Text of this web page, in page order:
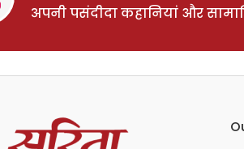
अपनी पसंदीदा कहानियां और